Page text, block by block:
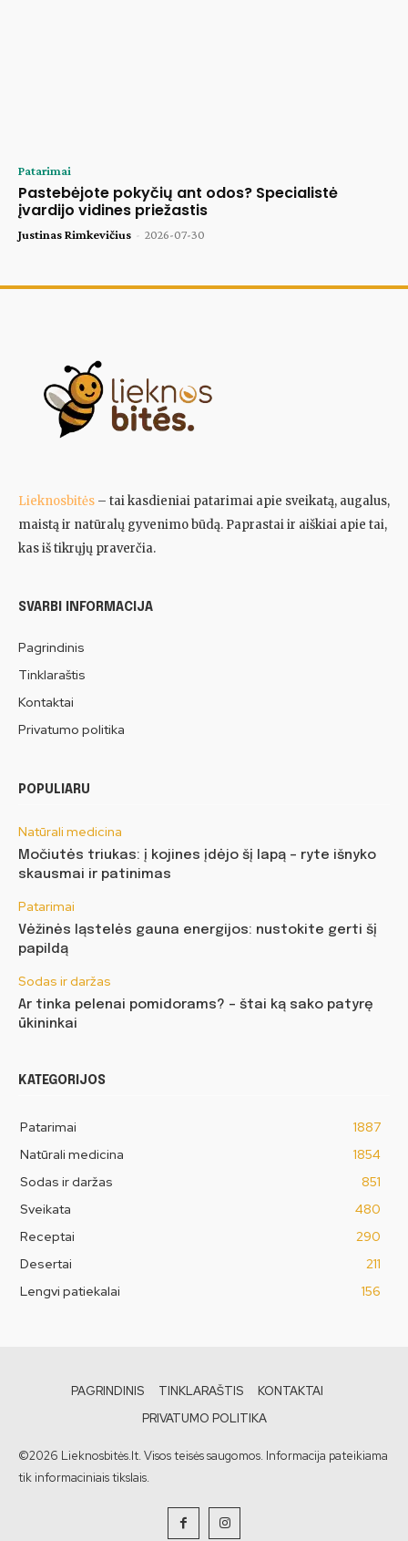
Patarimai
Pastebėjote pokyčių ant odos? Specialistė
įvardijo vidines priežastis
Justinas Rimkevičius - 2026-07-30
Lieknosbitės – tai kasdieniai patarimai apie sveikatą, augalus,
maistą ir natūralų gyvenimo būdą. Paprastai ir aiškiai apie tai,
kas iš tikrųjų praverčia.
SVARBI INFORMACIJA
Pagrindinis
Tinklaraštis
Kontaktai
Privatumo politika
POPULIARU
Natūrali medicina
Močiutės triukas: į kojines įdėjo šį lapą – ryte išnyko
skausmai ir patinimas
Patarimai
Vėžinės ląstelės gauna energijos: nustokite gerti šį
papildą
Sodas ir daržas
Ar tinka pelenai pomidorams? – štai ką sako patyrę
ūkininkai
KATEGORIJOS
Patarimai
1887
Natūrali medicina
1854
Sodas ir daržas
851
Sveikata
480
Receptai
290
Desertai
211
Lengvi patiekalai
156
PAGRINDINIS TINKLARAŠTIS
KONTAKTAI
PRIVATUMO POLITIKA
©2026 Lieknosbitės.lt. Visos teisės saugomos. Informacija pateikiama
tik informaciniais tikslais.